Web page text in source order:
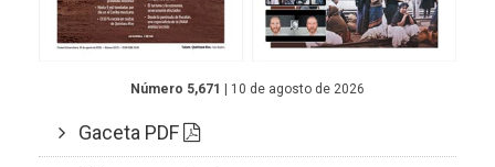
Número 5,671 | 10 de agosto de 2026
Gaceta PDF